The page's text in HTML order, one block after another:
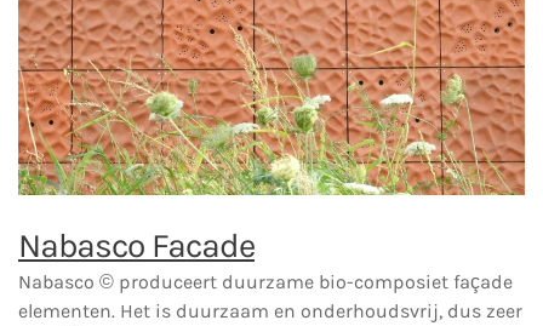
Nabasco Facade
Nabasco © produceert duurzame bio-composiet façade
elementen. Het is duurzaam en onderhoudsvrij, dus zeer